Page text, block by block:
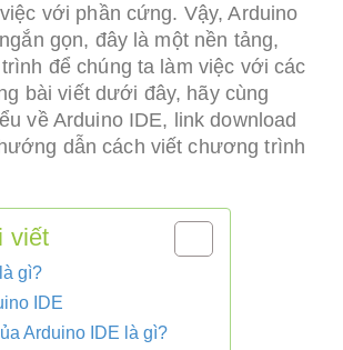
với phần cứng. Vậy, Arduino
gọn, đây là một nền tảng,
để chúng ta làm việc với các
bài viết dưới đây, hãy cùng
về Arduino IDE, link download
dẫn cách viết chương trình
viết
gì?
IDE
Arduino IDE là gì?